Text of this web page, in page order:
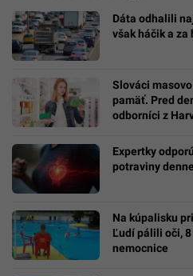
Dáta odhalili
však háčik a
Slováci
pamäť. Pred
odborníci z
Expertky
potraviny
Na kúpalisku
Ľudí pálili oči,
nemocnice